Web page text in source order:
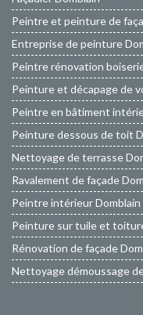
Peintre et peinture de
Entreprise de peinture
Peintre rénovation
Peinture et décapage de
Peintre en bâtiment
Peinture dessous de toit
Nettoyage de terrasse
Ravalement de façade
Peintre intérieur Domblain
Peinture sur tuile et
Rénovation de façade
Nettoyage démoussage